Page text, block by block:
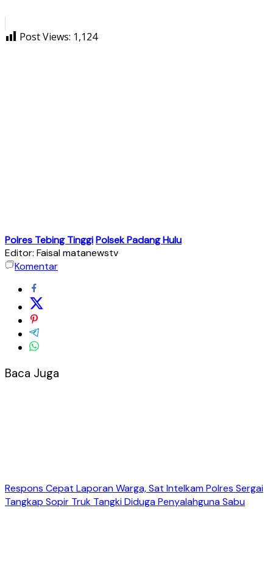
Post Views: 1,124
Polres Tebing TinggiPolsek Padang Hulu
Editor: Faisal matanewstv
Komentar
Baca Juga
Respons Cepat Laporan Warga, Sat Intelkam Polres Sergai
Tangkap Sopir Truk Tangki Diduga Penyalahguna Sabu